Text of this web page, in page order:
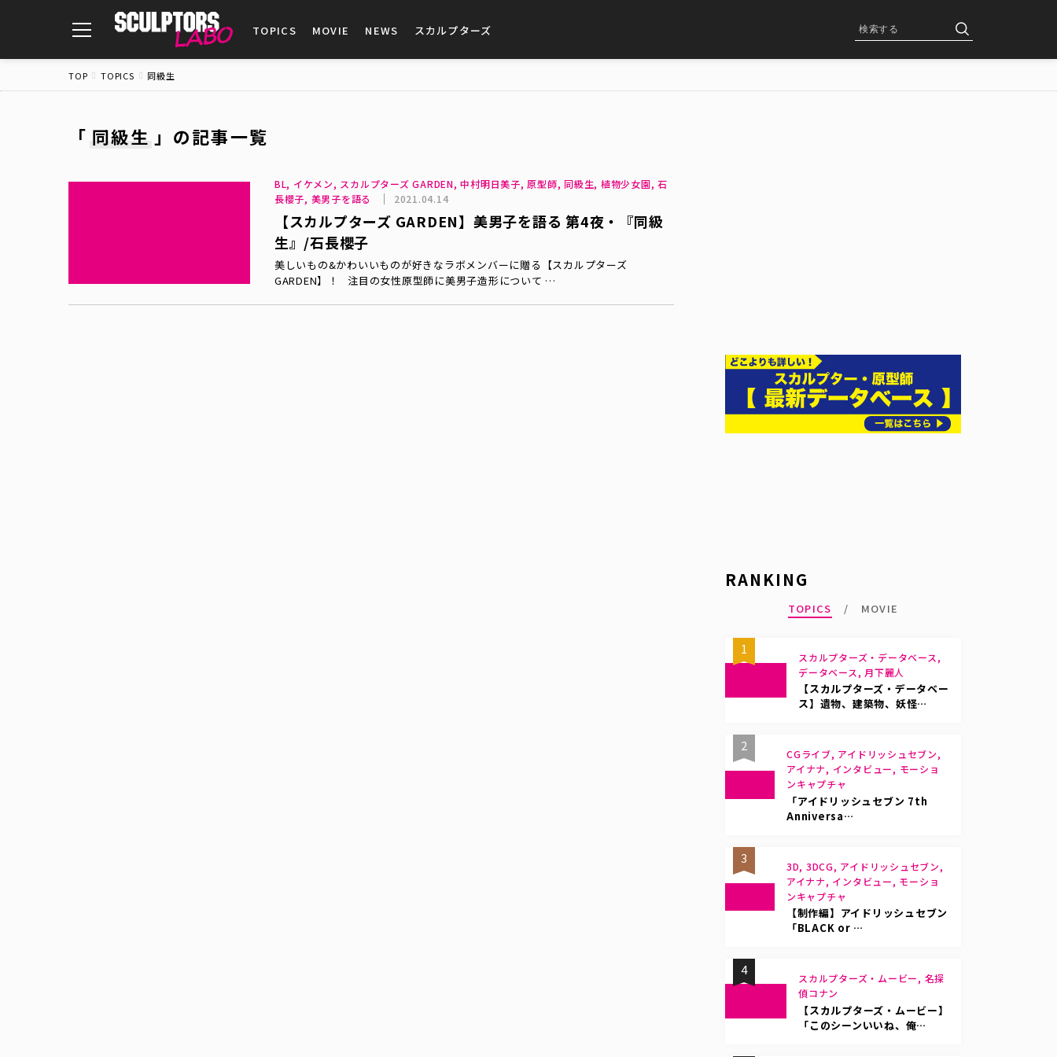
toggle
navigation
TOPICS MOVIE NEWS スカルプターズ
TOP TOPICS 同級生
「 同級生 」 の記事一覧
BL, イケメン, スカルプターズ GARDEN, 中村明日美子, 原型師, 同級生, 植物少女園, 石
長櫻子, 美男子を語る
2021.04.14
【スカルプターズ GARDEN】美男子を語る 第4夜・『同級
生』/石長櫻子
美しいもの&かわいいものが好きなラボメンバーに贈る【スカルプターズ
GARDEN】！ 注目の女性原型師に美男子造形について …
RANKING
TOPICS MOVIE
1
スカルプターズ・データベース,
データベース, 月下麗人
【スカルプターズ・データベー
ス】遺物、建築物、妖怪…
2
CGライブ, アイドリッシュセブン,
アイナナ, インタビュー, モーショ
ンキャプチャ
「アイドリッシュセブン 7th
Anniversa…
3
3D, 3DCG, アイドリッシュセブン,
アイナナ, インタビュー, モーショ
ンキャプチャ
【制作編】アイドリッシュセブン
「BLACK or …
4
スカルプターズ・ムービー, 名探
偵コナン
【スカルプターズ・ムービー】
「このシーンいいね、俺…